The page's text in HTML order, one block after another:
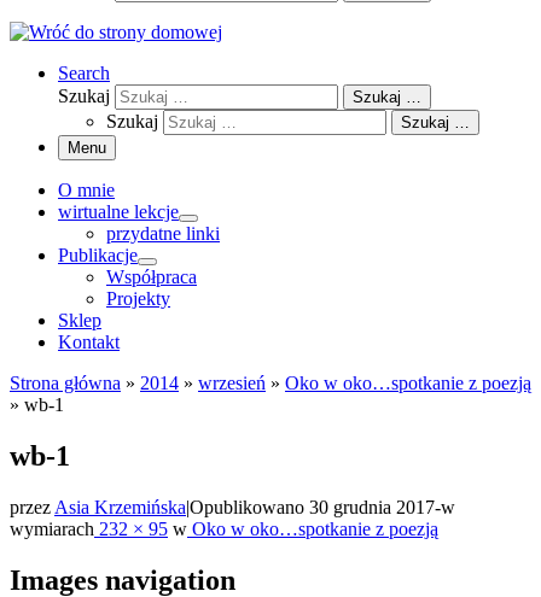
Search
Szukaj
Szukaj …
Szukaj
Szukaj …
Menu
O mnie
wirtualne lekcje
przydatne linki
Publikacje
Współpraca
Projekty
Sklep
Kontakt
Strona główna » 2014 » wrzesień » Oko w oko…spotkanie z poezją
» wb-1
wb-1
przez Asia Krzemińska|Opublikowano 30 grudnia 2017-w
wymiarach 232 × 95 w Oko w oko…spotkanie z poezją
Images navigation